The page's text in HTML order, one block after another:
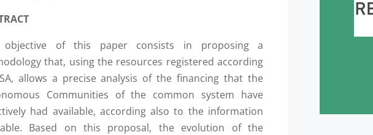
objective of this paper consists in proposing a
that, using the resources registered according
allows a precise analysis of the financing that the
Communities of the common system have
had available, according also to the information
Based on this proposal, the evolution of the